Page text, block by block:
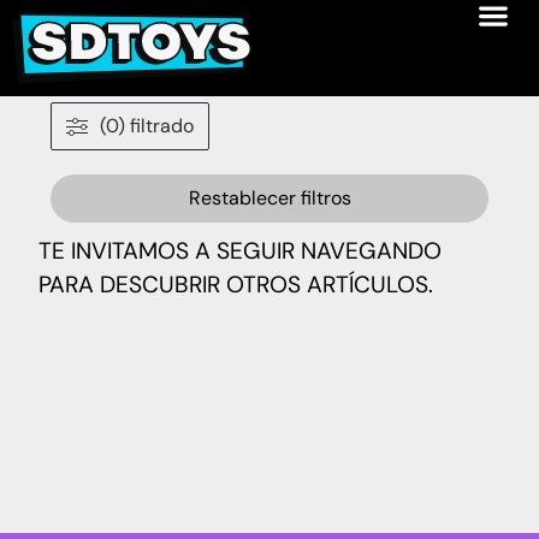
(0) filtrado
Restablecer filtros
TE INVITAMOS A SEGUIR NAVEGANDO
PARA DESCUBRIR OTROS ARTÍCULOS.